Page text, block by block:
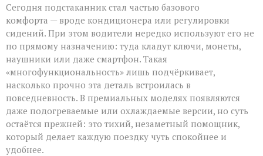
Сегодня подстаканник стал частью базового
комфорта — вроде кондиционера или регулировки
сидений. При этом водители нередко используют его не
по прямому назначению: туда кладут ключи, монеты,
наушники или даже смартфон. Такая
«многофункциональность» лишь подчёркивает,
насколько прочно эта деталь встроилась в
повседневность. В премиальных моделях появляются
даже подогреваемые или охлаждаемые версии, но суть
остаётся прежней: это тихий, незаметный помощник,
который делает каждую поездку чуть спокойнее и
удобнее.